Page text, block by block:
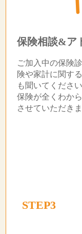
保険相談&ア
ご加入中の保険
険や家計に関す
も聞いてください
保険が全くわか
させていただき
STEP3